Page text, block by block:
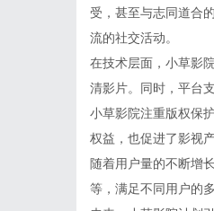
受，甚至与志同道合
流的社交活动。
在技术层面，小草影
清影片。同时，平台
小草影院注重版权保
权益，也促进了影视
随着用户量的不断增
等，满足不同用户的多